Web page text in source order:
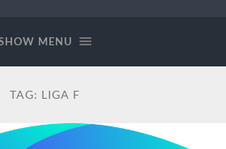
MENU
TAG: LIGA F